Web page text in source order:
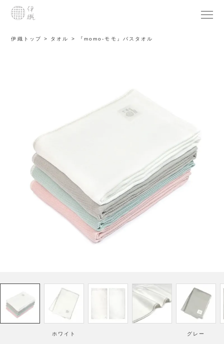
伊織トップ タオル 『momo-モモ』バスタオル
ホワイト グレー